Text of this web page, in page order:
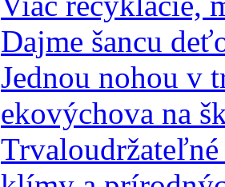
Dajme šancu
Jednou nohou v
ekovýchova na